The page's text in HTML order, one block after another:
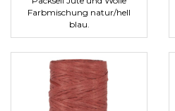
Farbmischung natur/hell
blau.